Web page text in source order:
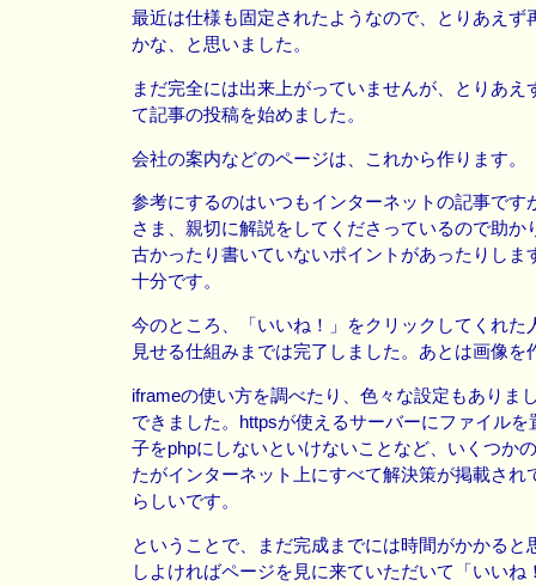
最近は仕様も固定されたようなので、とりあえず
かな、と思いました。
まだ完全には出来上がっていませんが、とりあえ
て記事の投稿を始めました。
会社の案内などのページは、これから作ります。
参考にするのはいつもインターネットの記事です
さま、親切に解説をしてくださっているので助か
古かったり書いていないポイントがあったりしま
十分です。
今のところ、「いいね！」をクリックしてくれた
見せる仕組みまでは完了しました。あとは画像を
iframeの使い方を調べたり、色々な設定もありま
できました。httpsが使えるサーバーにファイルを
子をphpにしないといけないことなど、いくつか
たがインターネット上にすべて解決策が掲載され
らしいです。
ということで、まだ完成までには時間がかかると
しよければページを見に来ていただいて「いいね